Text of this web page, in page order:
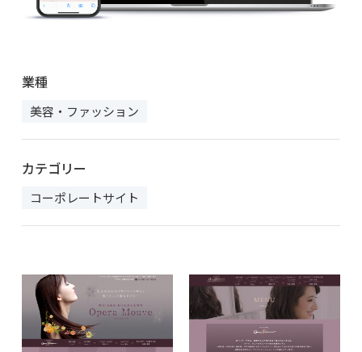
業種
美容・ファッション
カテゴリー
コーポレートサイト